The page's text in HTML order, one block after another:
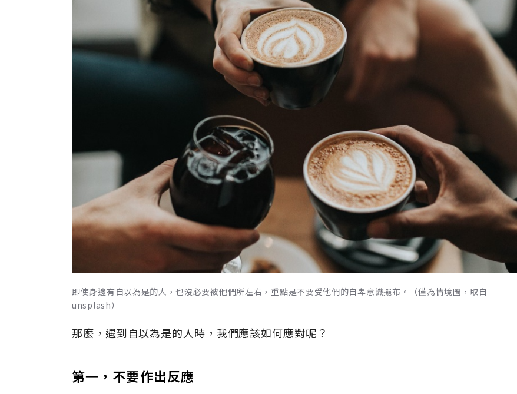
即使身邊有自以為是的人，也沒必要被他們所左右，重點是不要受他們的自卑意識擺布。（僅為情境圖，取自
unsplash）
那麼，遇到自以為是的人時，我們應該如何應對呢？
第一，不要作出反應